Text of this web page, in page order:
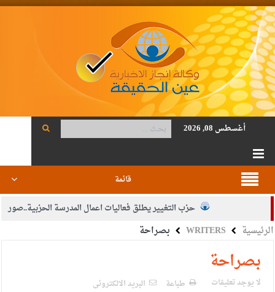
أغسطس 08, 2026
قائمة
حزب التغيير يطلق فعاليات اعمال المدرسة الحزبية..صور
الجيش يفتح باب التجنيد لحملة البكالوريوس في الحقوق والقانون
بيان اجتماع عمّان:دعم الوصاية الهاشمية التاريخية على المقدسات
الإسلامية والمسيحية
الرئيسية WRITERS بصراحة
بصراحة
لا يوجد تعليقات طباعة البريد الالكترونى